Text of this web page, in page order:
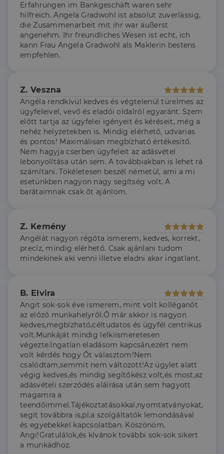
Erfahrungen im Bankgeschäft waren sehr
hilfreich. Angela Gradwohl ist absolut zuverlässig,
die Zusammenarbeit mit ihr war äußerst
angenehm. Ihr freundliches Wesen ist echt, ich
kann Frau Angela Gradwohl als Maklerin bestens
empfehlen.
Z. Veszna
Angéla rendkívül kedves és végtelenül türelmes az
ügyfeleivel, vevő és eladói oldalról egyaránt. Szem
előtt tartja az ügyfelei igényeit és kéréseit, még a
nehéz helyzetekben is. Mindig elérhető, udvarias
és pontos! Maximálisan megbízható értékesítő.
Nem hagyja cserben ügyfeleit az adásvétel
lebonyolítása után sem. A továbbiakban is lehet rá
számítani. Tökéletesen beszél németül, ami a mi
esetünkben nagyon nagy segítség volt. A
barátaimnak csak őt ajánlom.
Z. Kemény
Angélát nagyon régóta ismerem, kedves, korrekt,
precíz, mindig elérhető. Csak ajánlani tudom
mindekinek aki venni illetve eladni akar ingatlant.
B. Elvira
Angit sok-sok éve ismerem, mint volt kolléganőt
az előző munkahelyről.Ő már akkor is nagyon
kedves,megbízható,céltudatos és ügyfél centrikus
volt.Munkáját mindig lelkiismeretesen
végezte.Ingatlan eladásom kapcsán,ezért nem
volt kérdés hogy Őt választom!Nem
csalódtam,semmit nem változott!Az ügylet alatt
végig kedves,és mindig segítőkész volt,és most,az
adásvételi szerződés aláírása után sem hagyott
magamra a
teendőimmel.Tájékoztatásokkal,nyomtatványokat,
segít továbbra is,pl.a szolgáltatók lemondásával
és egyebekkel kapcsolatban. Köszönöm.
Angi!Gratulálok,és kívánok további sok-sok sikert
a munkádhoz.